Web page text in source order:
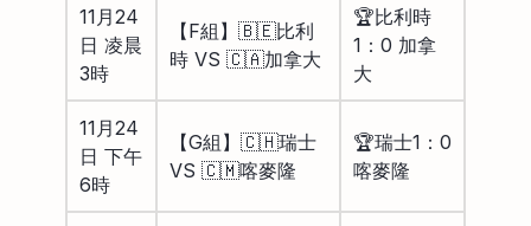
11月24
日 凌晨
3時
【F組】🇧🇪比利
時 VS 🇨🇦加拿大
🏆比利時
1：0 加拿
大
11月24
日 下午
6時
【G組】🇨🇭瑞士
VS 🇨🇲喀麥隆
🏆瑞士1：0
喀麥隆